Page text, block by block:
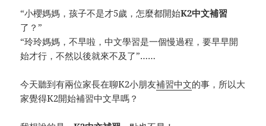
“小櫻媽媽，孩子不是才5歲，怎麼都開始K2中文補習
了？”
“玲玲媽媽，不早啦，中文學習是一個慢過程，要早早開
始才行，不然以後就來不及了”……
今天聽到有兩位家長在聊K2小朋友補習中文的事，所以大
家覺得K2開始補習中文早嗎？